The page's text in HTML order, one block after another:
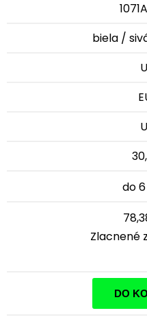
biela /
do
Zlacnené
DO